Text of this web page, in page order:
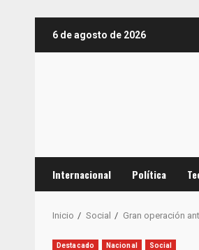
6 de agosto de 2026
Internacional Política
Inicio Social Gran operación
Destacado Nacional Social